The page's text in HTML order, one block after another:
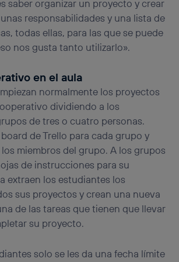
saber organizar un proyecto y crear
responsabilidades y una lista de
todas ellas, para las que se puede
nos gusta tanto utilizarlo».
en el aula
normalmente los proyectos
dividiendo a los
de tres o cuatro personas.
de Trello para cada grupo y
miembros del grupo. A los grupos
de instrucciones para su
extraen los estudiantes los
sus proyectos y crean una nueva
de las tareas que tienen que llevar
su proyecto.
solo se les da una fecha límite
análisis se realizará en función de las
navegación de los miembros del hogar
su consentimiento.
móviles, el marketing será más
usuario del móvil.
los consentimientos Utiq seleccionando
en la parte inferior de esta página web o
de privacidad de Utiq
. Para más información, consulta
de Utiq .